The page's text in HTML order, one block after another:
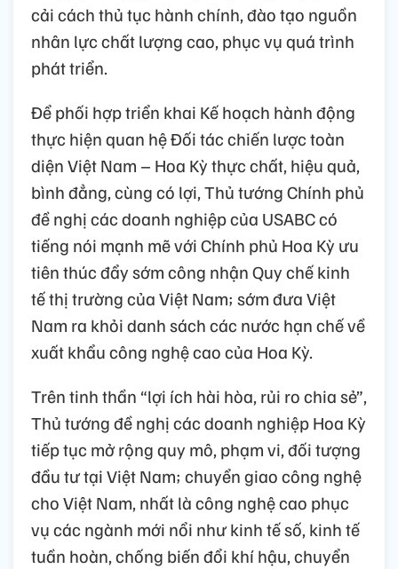
cải cách thủ tục hành chính, đào tạo nguồn
nhân lực chất lượng cao, phục vụ quá trình
phát triển.
Để phối hợp triển khai Kế hoạch hành động
thực hiện quan hệ Đối tác chiến lược toàn
diện Việt Nam – Hoa Kỳ thực chất, hiệu quả,
bình đẳng, cùng có lợi, Thủ tướng Chính phủ
đề nghị các doanh nghiệp của USABC có
tiếng nói mạnh mẽ với Chính phủ Hoa Kỳ ưu
tiên thúc đẩy sớm công nhận Quy chế kinh
tế thị trường của Việt Nam; sớm đưa Việt
Nam ra khỏi danh sách các nước hạn chế về
xuất khẩu công nghệ cao của Hoa Kỳ.
Trên tinh thần “lợi ích hài hòa, rủi ro chia sẻ”,
Thủ tướng đề nghị các doanh nghiệp Hoa Kỳ
tiếp tục mở rộng quy mô, phạm vi, đối tượng
đầu tư tại Việt Nam; chuyển giao công nghệ
cho Việt Nam, nhất là công nghệ cao phục
vụ các ngành mới nổi như kinh tế số, kinh tế
tuần hoàn, chống biến đổi khí hậu, chuyển